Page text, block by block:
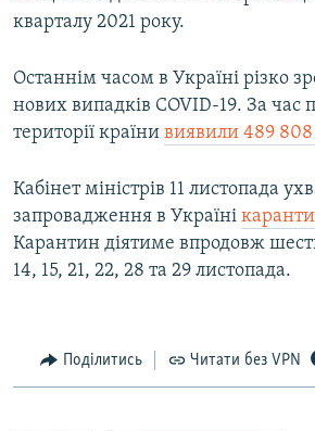
кварталу 2021 року.
Останнім часом в Україні різко
нових випадків COVID-19. За час
території країни виявили 489 808
Кабінет міністрів 11 листопада
запровадження в Україні
Карантин діятиме впродовж
14, 15, 21, 22, 28 та 29 листопада.
Поділитись Читати без VPN